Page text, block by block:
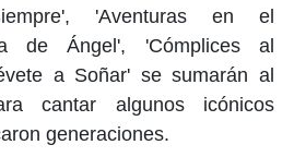
'Aventuras en el
de Ángel', 'Cómplices al
a Soñar' se sumarán al
cantar algunos icónicos
generaciones.